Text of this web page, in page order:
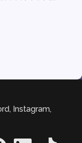
Instagram,
LinkedIn TikTok